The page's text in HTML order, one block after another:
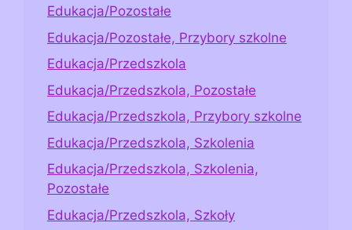
Edukacja/Pozostałe
Edukacja/Pozostałe, Przybory szkolne
Edukacja/Przedszkola
Edukacja/Przedszkola, Pozostałe
Edukacja/Przedszkola, Przybory szkolne
Edukacja/Przedszkola, Szkolenia
Edukacja/Przedszkola, Szkolenia,
Pozostałe
Edukacja/Przedszkola, Szkoły